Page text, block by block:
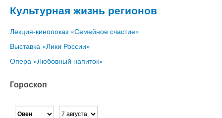
Культурная жизнь регионов
Лекция-кинопоказ «Семейное счастие»
Выставка «Лики России»
Опера «Любовный напиток»
Гороскоп